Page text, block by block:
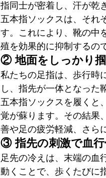
指同士が密着し、汗が乾
五本指ソックスは、それ
す。これにより、靴の中
殖を効果的に抑制するの
② 地面をしっかり
私たちの足指は、歩行時
し、指先が一体となった
五本指ソックスを履くと
覚が蘇ります。その結果
善や足の疲労軽減、さら
③ 指先の刺激で血
足先の冷えは、末端の血
動くことで、歩くたびに